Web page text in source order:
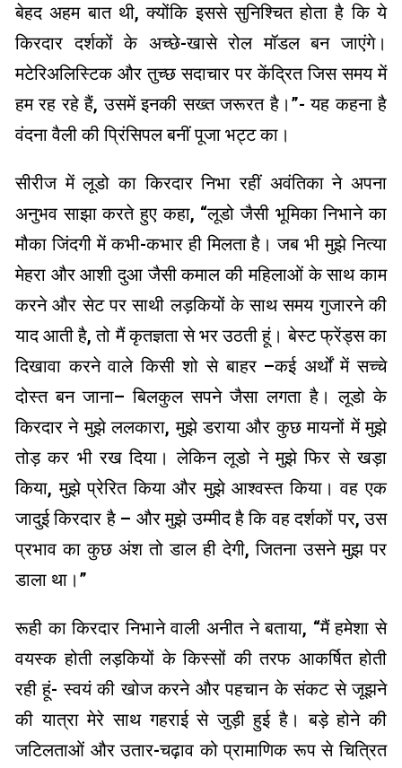
बेहद अहम बात थी, क्योंकि इससे सुनिश्चित होता है कि ये
किरदार दर्शकों के अच्छे-खासे रोल मॉडल बन जाएंगे।
मटेरिअलिस्टिक और तुच्छ सदाचार पर केंद्रित जिस समय में
हम रह रहे हैं, उसमें इनकी सख्त जरूरत है।”- यह कहना है
वंदना वैली की प्रिंसिपल बनीं पूजा भट्ट का।
सीरीज में लूडो का किरदार निभा रहीं अवंतिका ने अपना
अनुभव साझा करते हुए कहा, “लूडो जैसी भूमिका निभाने का
मौका जिंदगी में कभी-कभार ही मिलता है। जब भी मुझे नित्या
मेहरा और आशी दुआ जैसी कमाल की महिलाओं के साथ काम
करने और सेट पर साथी लड़कियों के साथ समय गुजारने की
याद आती है, तो मैं कृतज्ञता से भर उठती हूं। बेस्ट फ्रेंड्स का
दिखावा करने वाले किसी शो से बाहर –कई अर्थों में सच्चे
दोस्त बन जाना– बिलकुल सपने जैसा लगता है। लूडो के
किरदार ने मुझे ललकारा, मुझे डराया और कुछ मायनों में मुझे
तोड़ कर भी रख दिया। लेकिन लूडो ने मुझे फिर से खड़ा
किया, मुझे प्रेरित किया और मुझे आश्वस्त किया। वह एक
जादुई किरदार है – और मुझे उम्मीद है कि वह दर्शकों पर, उस
प्रभाव का कुछ अंश तो डाल ही देगी, जितना उसने मुझ पर
डाला था।”
रूही का किरदार निभाने वाली अनीत ने बताया, “मैं हमेशा से
वयस्क होती लड़कियों के किस्सों की तरफ आकर्षित होती
रही हूं- स्वयं की खोज करने और पहचान के संकट से जूझने
की यात्रा मेरे साथ गहराई से जुड़ी हुई है। बड़े होने की
जटिलताओं और उतार-चढ़ाव को प्रामाणिक रूप से चित्रित